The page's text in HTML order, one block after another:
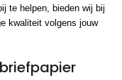
te helpen, bieden wij bij
kwaliteit volgens jouw